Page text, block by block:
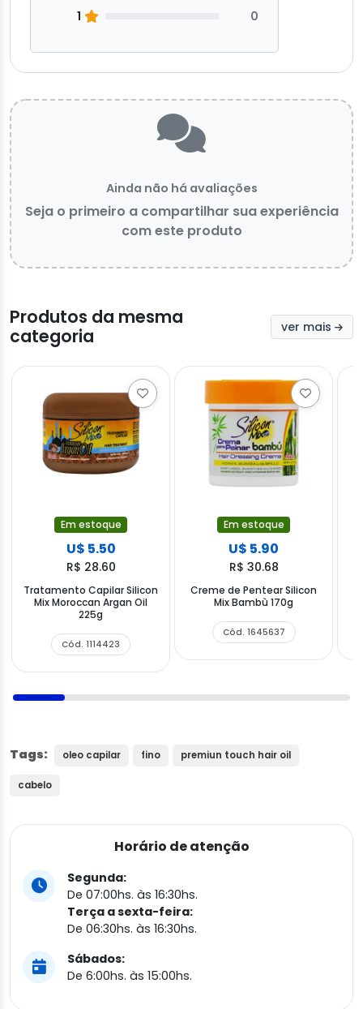
1
0
Ainda não há avaliações
Seja o primeiro a compartilhar sua experiência
com este produto
Produtos da mesma
categoria
ver mais
Em estoque
U$ 5.50
R$ 28.60
Tratamento Capilar Silicon
Mix Moroccan Argan Oil
225g
Cód. 1114423
Em estoque
U$ 5.90
R$ 30.68
Creme de Pentear Silicon
Mix Bambù 170g
Cód. 1645637
Tags: oleo capilar fino premiun touch hair oil
cabelo
Horário de atenção
Segunda:
De 07:00hs. às 16:30hs.
Terça a sexta-feira:
De 06:30hs. às 16:30hs.
Sábados:
De 6:00hs. às 15:00hs.